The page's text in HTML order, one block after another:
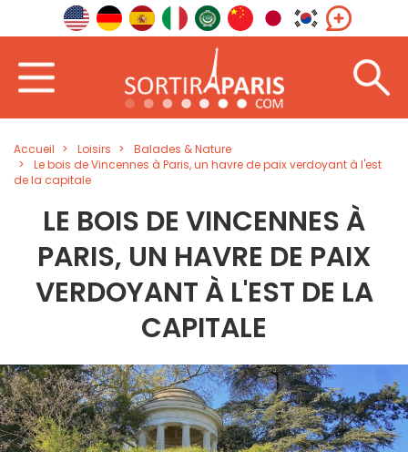
Accueil Loisirs
Balades & Nature
Le bois de Vincennes à Paris, un havre de paix verdoyant à l'est
de la capitale
LE BOIS DE VINCENNES À
PARIS, UN HAVRE DE PAIX
VERDOYANT À L'EST DE LA
CAPITALE